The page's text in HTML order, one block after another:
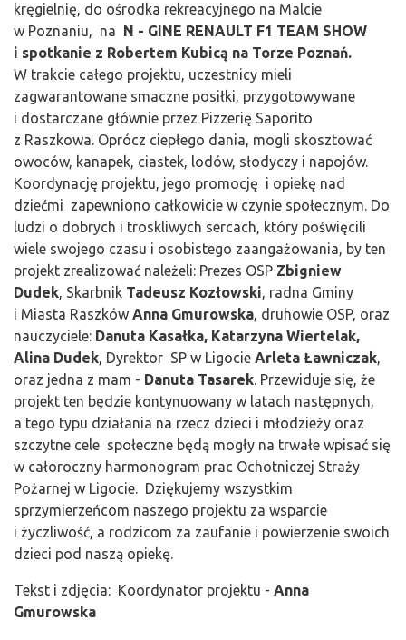
kręgielnię, do ośrodka rekreacyjnego na Malcie
w Poznaniu, na N - GINE RENAULT F1 TEAM SHOW
i spotkanie z Robertem Kubicą na Torze Poznań.
W trakcie całego projektu, uczestnicy mieli
zagwarantowane smaczne posiłki, przygotowywane
i dostarczane głównie przez Pizzerię Saporito
z Raszkowa. Oprócz ciepłego dania, mogli skosztować
owoców, kanapek, ciastek, lodów, słodyczy i napojów.
Koordynację projektu, jego promocję i opiekę nad
dziećmi zapewniono całkowicie w czynie społecznym. Do
ludzi o dobrych i troskliwych sercach, który poświęcili
wiele swojego czasu i osobistego zaangażowania, by ten
projekt zrealizować należeli: Prezes OSP Zbigniew
Dudek, Skarbnik Tadeusz Kozłowski, radna Gminy
i Miasta Raszków Anna Gmurowska, druhowie OSP, oraz
nauczyciele: Danuta Kasałka, Katarzyna Wiertelak,
Alina Dudek, Dyrektor SP w Ligocie Arleta Ławniczak,
oraz jedna z mam - Danuta Tasarek. Przewiduje się, że
projekt ten będzie kontynuowany w latach następnych,
a tego typu działania na rzecz dzieci i młodzieży oraz
szczytne cele społeczne będą mogły na trwałe wpisać się
w całoroczny harmonogram prac Ochotniczej Straży
Pożarnej w Ligocie. Dziękujemy wszystkim
sprzymierzeńcom naszego projektu za wsparcie
i życzliwość, a rodzicom za zaufanie i powierzenie swoich
dzieci pod naszą opiekę.
Tekst i zdjęcia: Koordynator projektu - Anna
Gmurowska